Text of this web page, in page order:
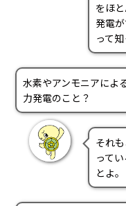
をほ
発電
って
水素やアンモニアによ
力発電のこと？
それ
って
とよ。